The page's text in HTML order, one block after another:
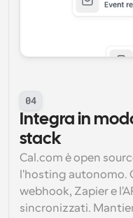
04
Integra in
stack
Cal.com è open
l'hosting autonomo.
webhook, Zapier e
sincronizzati.